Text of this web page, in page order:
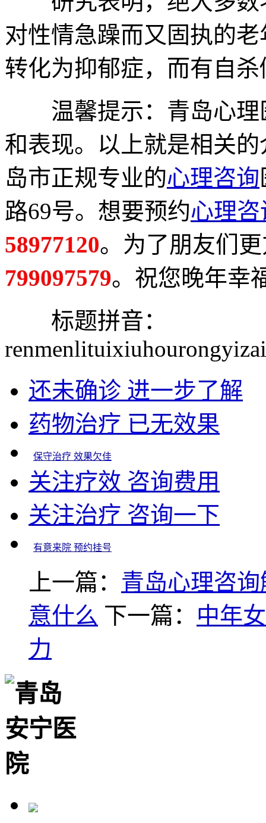
对性情急躁而又固执的
转化为抑郁症，而有自杀
温馨提示：青岛心理
和表现。以上就是相关的
岛市正规专业的心理咨询
路69号。想要预约心理咨
58977120。为了朋友们
799097579。祝您晚年幸
标题拼音：
还未确诊 进一步了解
药物治疗 已无效果
保守治疗 效果欠佳
关注疗效 咨询费用
关注治疗 咨询一下
有意来院 预约挂号
上一篇： 青岛心理咨
意什么 下一篇： 中年
力